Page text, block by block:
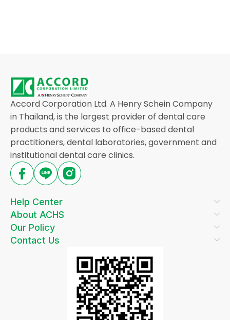
Accord Corporation Ltd. A Henry Schein Company
in Thailand, is the largest provider of dental care
products and services to office-based dental
practitioners, dental laboratories, government and
institutional dental care clinics.
Help Center
About ACHS
Our Policy
Contact Us